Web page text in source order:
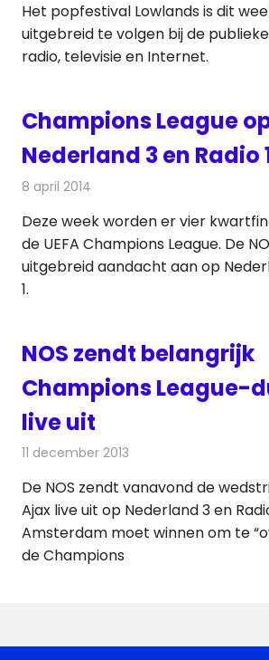
Het popfestival Lowlands is dit
uitgebreid te volgen bij de
radio, televisie en Internet.
Champions League
Nederland 3 en Radio
8 april 2014
Deze week worden er vier
de UEFA Champions League. De
uitgebreid aandacht aan op
1.
NOS zendt belangrijk
Champions League-
live uit
11 december 2013
De NOS zendt vanavond de
Ajax live uit op Nederland 3 en
Amsterdam moet winnen om te
de Champions